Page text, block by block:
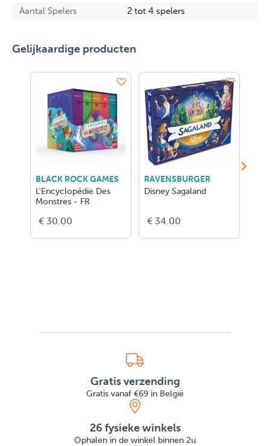
Aantal Spelers
2 tot 4 spelers
Gelijkaardige producten
BLACK ROCK GAMES
L'Encyclopédie Des
Monstres - FR
€ 30.00
RAVENSBURGER
Disney Sagaland
€ 34.00
Gratis verzending
Gratis vanaf €69 in België
26 fysieke winkels
Ophalen in de winkel binnen 2u